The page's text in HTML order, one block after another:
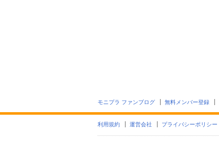
モニプラ ファンブログ 無料メンバー登録
利用規約 運営会社 プライバシーポリシー